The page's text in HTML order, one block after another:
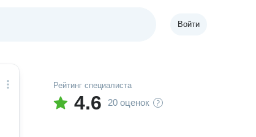
Войти
Рейтинг специалиста
4.6 20 оценок